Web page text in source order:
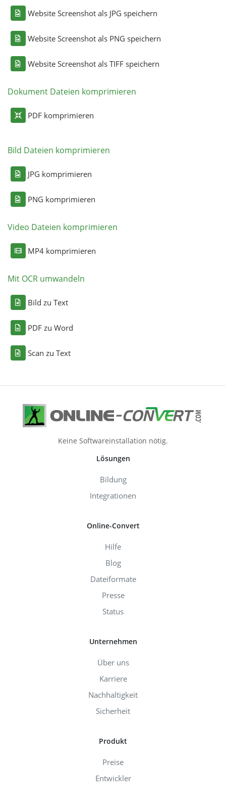
Website Screenshot als JPG speichern
Website Screenshot als PNG speichern
Website Screenshot als TIFF speichern
Dokument Dateien komprimieren
PDF komprimieren
Bild Dateien komprimieren
JPG komprimieren
PNG komprimieren
Video Dateien komprimieren
MP4 komprimieren
Mit OCR umwandeln
Bild zu Text
PDF zu Word
Scan zu Text
Keine Softwareinstallation nötig.
Lösungen
Bildung
Integrationen
Online-Convert
Hilfe
Blog
Dateiformate
Presse
Status
Unternehmen
Über uns
Karriere
Nachhaltigkeit
Sicherheit
Produkt
Preise
Entwickler